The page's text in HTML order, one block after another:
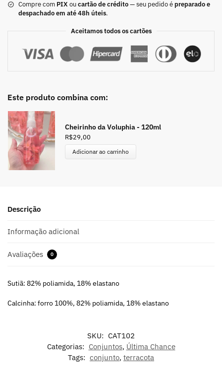
Compre com PIX oucartão de crédito— seu pedido é preparado e
despachado em até 48h úteis.
Aceitamos todos os cartões
Este produto combina com:
Cheirinho da Voluphia - 120ml
R$29,00
Adicionar ao carrinho
Descrição
Informação adicional
Avaliações 0
Sutiã: 82% poliamida, 18% elastano
Calcinha: forro 100%, 82% poliamida, 18% elastano
SKU: CAT102
Categorias: Conjuntos, Última Chance
Tags: conjunto, terracota